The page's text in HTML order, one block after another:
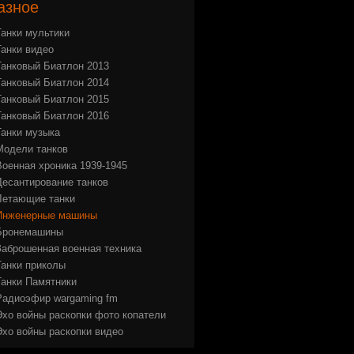
мультики
видео
Биатлон 2013
Биатлон 2014
Биатлон 2015
Биатлон 2016
музыка
танков
хроника 1939-1945
танков
танки
машины
военная техника
приколы
Памятники
wargaming fm
войны раскопки фото копатели
войны раскопки видео